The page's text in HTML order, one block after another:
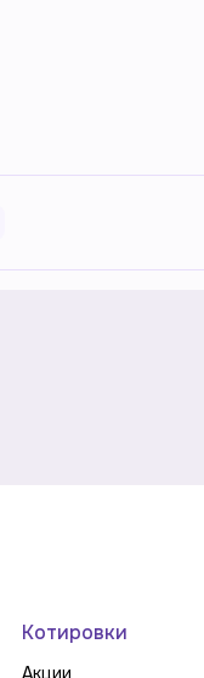
Котировки
Акции